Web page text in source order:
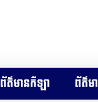
ព័ត៌មានកីឡា ព័ត៌ម